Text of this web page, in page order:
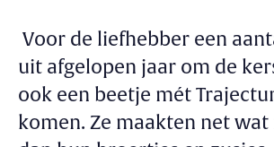
Voor de liefhebber een
uit afgelopen jaar om de
ook een beetje mét
komen. Ze maakten net wat